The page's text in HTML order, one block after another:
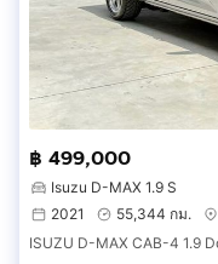
฿ 499,000
Isuzu D-MAX 1.9 S
2021
55,344 กม.
ISUZU D-MAX CAB-4 1.9